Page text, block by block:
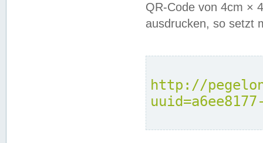
QR-Code von 4cm ×
ausdrucken, so setzt
http://